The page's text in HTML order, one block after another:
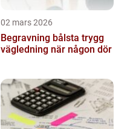
02 mars 2026
Begravning bålsta trygg
vägledning när någon dör